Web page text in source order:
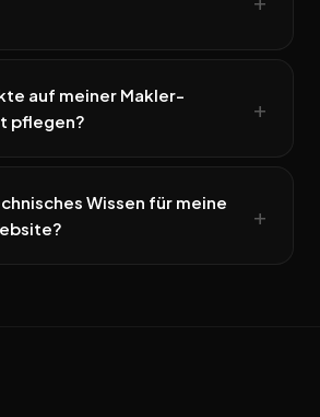
auf meiner Makler-
pflegen?
Wissen für meine